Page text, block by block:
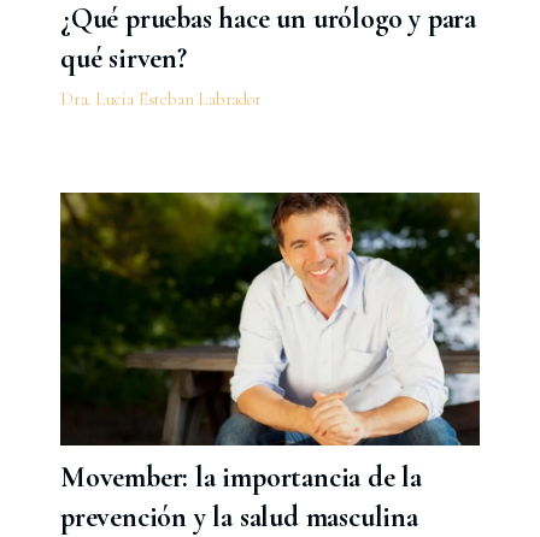
¿Qué pruebas hace un urólogo y para
qué sirven?
Dra. Lucía Esteban Labrador
Movember: la importancia de la
prevención y la salud masculina